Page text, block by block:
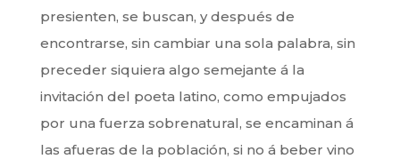
presienten, se buscan, y después de
encontrarse, sin cambiar una sola palabra, sin
preceder siquiera algo semejante á la
invitación del poeta latino, como empujados
por una fuerza sobrenatural, se encaminan á
las afueras de la población, si no á beber vino